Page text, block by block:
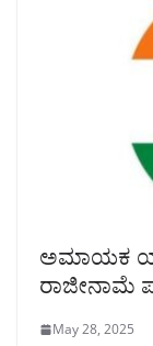
ಅಮಾಯಕ
ರಾಜೀನಾಮೆ
May 28, 2025